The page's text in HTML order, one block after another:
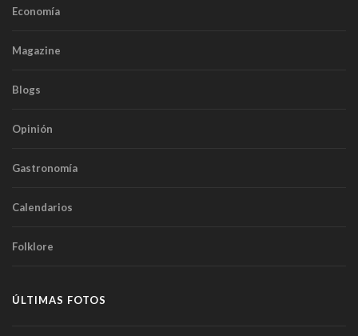
Economía
Magazine
Blogs
Opinión
Gastronomía
Calendarios
Folklore
ÚLTIMAS FOTOS